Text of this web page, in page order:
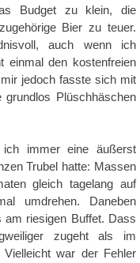
Budget zu klein, die
Bier zu teuer.
auch wenn ich
einmal den kostenfreien
jedoch fasste sich mit
Plüschhäschen
immer eine äußerst
Trubel hatte: Massen
gleich tagelang auf
umdrehen. Daneben
riesigen Buffet. Dass
zugeht als im
war der Fehler